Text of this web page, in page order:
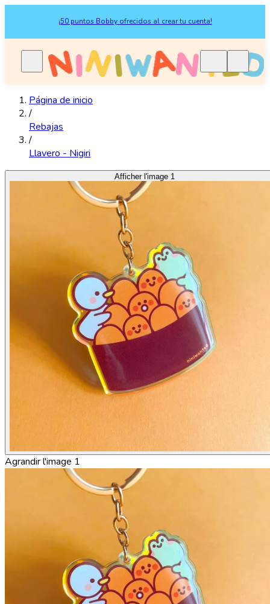
¡50 puntos Bobby ofrecidos al crear tu cuenta!
Página de inicio
/
Rebajas
/
Llavero - Nigiri
Afficher l'image 1
Agrandir l'image 1